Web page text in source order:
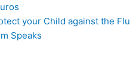
your Child against the Flu
Speaks